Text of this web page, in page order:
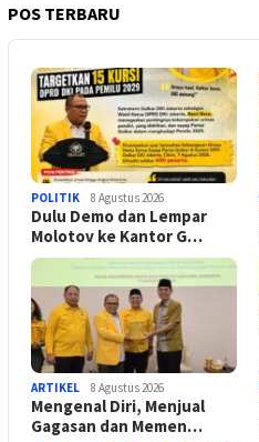
POS TERBARU
POLITIK 8 Agustus 2026
Dulu Demo dan Lempar
Molotov ke Kantor G…
ARTIKEL 8 Agustus 2026
Mengenal Diri, Menjual
Gagasan dan Memen…